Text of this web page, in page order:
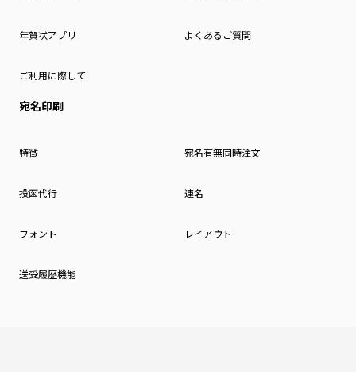
年賀状アプリ よくあるご質問
ご利用に際して
宛名印刷
特徴 宛名有無同時注文
投函代行 連名
フォント レイアウト
送受履歴機能